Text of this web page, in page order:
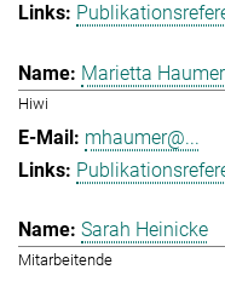
Marietta Haumer
Hiwi
mhaumer@...
Sarah Heinicke
Mitarbeitende